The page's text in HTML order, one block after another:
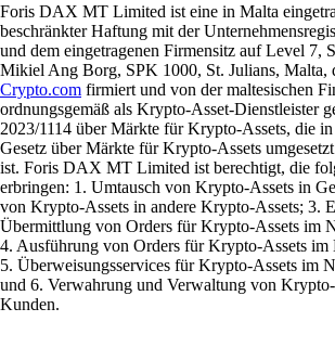
Foris DAX MT Limited ist eine in Malta
beschränkter Haftung mit der
und dem eingetragenen Firmensitz auf Level 7,
Mikiel Ang Borg, SPK 1000, St. Julians, Malta,
Crypto.com firmiert und von der maltesischen
ordnungsgemäß als Krypto-Asset-Dienstleister
2023/1114 über Märkte für Krypto-Assets, die
Gesetz über Märkte für Krypto-Assets
ist. Foris DAX MT Limited ist berechtigt, die
erbringen: 1. Umtausch von Krypto-Assets in
von Krypto-Assets in andere Krypto-Assets; 3.
Übermittlung von Orders für Krypto-Assets im
4. Ausführung von Orders für Krypto-Assets im
5. Überweisungsservices für Krypto-Assets im
und 6. Verwahrung und Verwaltung von
Kunden.